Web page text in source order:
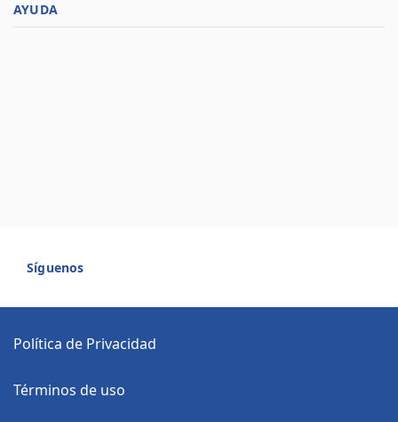
AYUDA
Síguenos
Política de Privacidad
Términos de uso